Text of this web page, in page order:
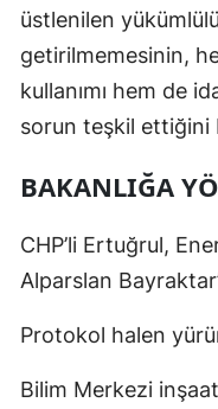
üstlenilen
getirilmemesinin,
kullanımı hem de
sorun teşkil ettiğini
BAKANLIĞA
CHP’li Ertuğrul,
Alparslan
Protokol halen
Bilim Merkezi